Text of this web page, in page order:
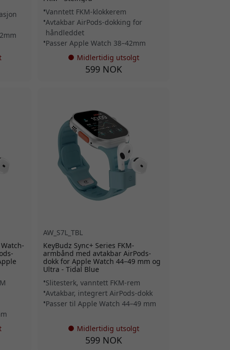
Vanntett FKM-klokkerem
Avtakbar AirPods-dokking for
håndleddet
Passer Apple Watch 38–42mm
Midlertidig utsolgt
599 NOK
AW_S7L_TBL
KeyBudz Sync+ Series FKM-
armbånd med avtakbar AirPods-
dokk for Apple Watch 44–49 mm og
Ultra - Tidal Blue
Slitesterk, vanntett FKM-rem
Avtakbar, integrert AirPods-dokk
Passer til Apple Watch 44–49 mm
Midlertidig utsolgt
599 NOK